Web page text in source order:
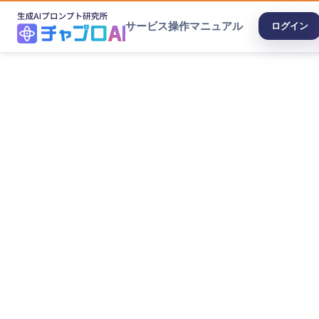
サービス操作マニュアル ログイン